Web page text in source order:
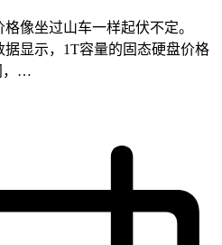
像坐过山车一样起伏不定。
据显示，1T容量的固态硬盘价格
，…